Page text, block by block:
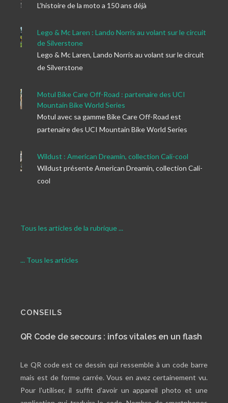
L’histoire de la moto a 150 ans déjà
Lego & Mc Laren : Lando Norris au volant sur le circuit
de Silverstone
Lego & Mc Laren, Lando Norris au volant sur le circuit
de Silverstone
Motul Bike Care Off-Road : partenaire des UCI
Mountain Bike World Series
Motul avec sa gamme Bike Care Off-Road est
partenaire des UCI Mountain Bike World Series
Wildust : American Dreamin, collection Cali-cool
Wildust présente American Dreamin, collection Cali-
cool
Tous les articles de la rubrique ...
... Tous les articles
CONSEILS
QR Code de secours : infos vitales en un flash
Le QR code est ce dessin qui ressemble à un code barre
mais est de forme carrée. Vous en avez certainement vu.
Pour l'utiliser, il suffit d’avoir un appareil photo et une